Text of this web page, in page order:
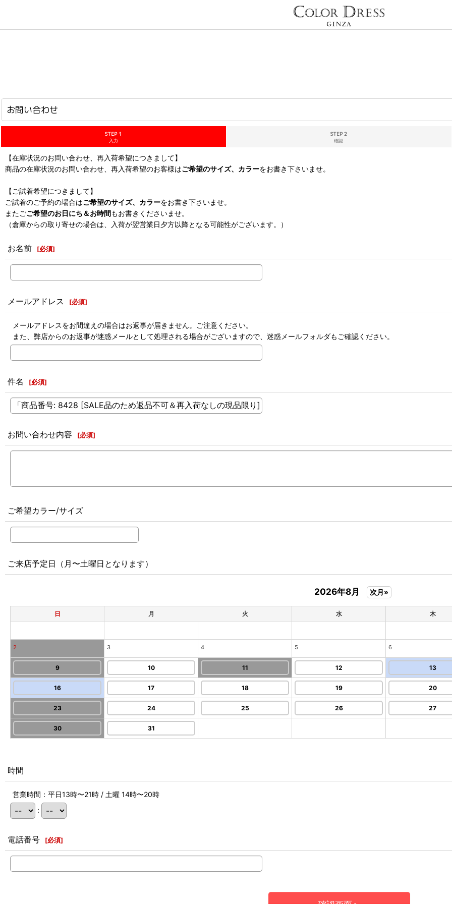
お問い合わせ
STEP 1
入力
STEP 2
確認
【在庫状況のお問い合わせ、再入荷希望につきまして】
商品の在庫状況のお問い合わせ、再入荷希望のお客様はご希望のサイズ、カラーをお書き下さいませ。
【ご試着希望につきまして】
ご試着のご予約の場合はご希望のサイズ、カラーをお書き下さいませ。
またごご希望のお日にち＆お時間もお書きくださいませ。
（倉庫からの取り寄せの場合は、入荷が翌営業日夕方以降となる可能性がございます。）
お名前 [必須]
メールアドレス [必須]
メールアドレスをお間違えの場合はお返事が届きません。ご注意ください。
また、弊店からのお返事が迷惑メールとして処理される場合がございますので、迷惑メールフォルダもご確認ください。
件名 [必須]
お問い合わせ内容 [必須]
ご希望カラー/サイズ
ご来店予定日（月〜土曜日となります）
2026年8月 次月»
日 月 火 水 木
2 3 4 5 6
9 10 11 12 13
16 17 18 19 20
23 24 25 26 27
30 31
時間
営業時間：平日13時〜21時 / 土曜 14時〜20時
:
電話番号 [必須]